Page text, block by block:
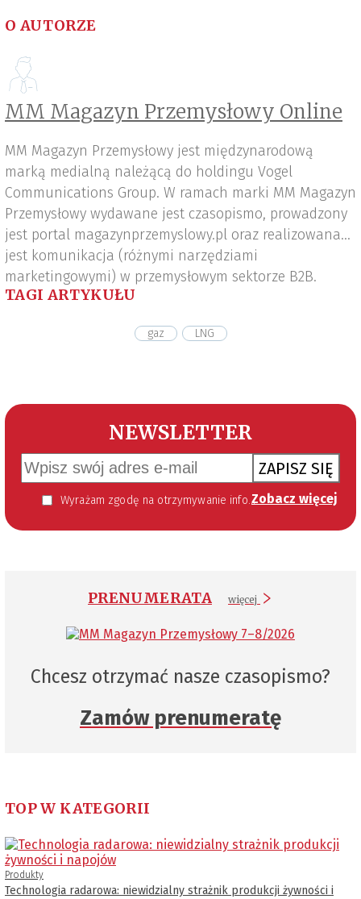
O AUTORZE
MM Magazyn Przemysłowy Online
MM Magazyn Przemysłowy jest międzynarodową
marką medialną należącą do holdingu Vogel
Communications Group. W ramach marki MM Magazyn
Przemysłowy wydawane jest czasopismo, prowadzony
jest portal magazynprzemyslowy.pl oraz realizowana
jest komunikacja (różnymi narzędziami
marketingowymi) w przemysłowym sektorze B2B.
TAGI ARTYKUŁU
gaz LNG
NEWSLETTER
ZAPISZ SIĘ
Wyrażam zgodę na otrzymywanie informacji handlowej kierowanej do mnie za pomocą środków komunikacji elektronicznej w szczególności poczty elektronicznej zgodnie z przepisem art. 10 ust 2 ustawy z dnia 18 lipca 2002 roku o świadczeniu usług drogą elektroniczną (Dz. U. 144 z 2002 r. poz. 1204). Zgoda jest dobrowolna, jednak jej wyrażenie jest konieczne, aby otrzymywać newsletter. Zobacz więcej
PRENUMERATA więcej
Chcesz otrzymać nasze czasopismo?
Zamów prenumeratę
TOP W KATEGORII
Produkty
Technologia radarowa: niewidzialny strażnik produkcji żywności i